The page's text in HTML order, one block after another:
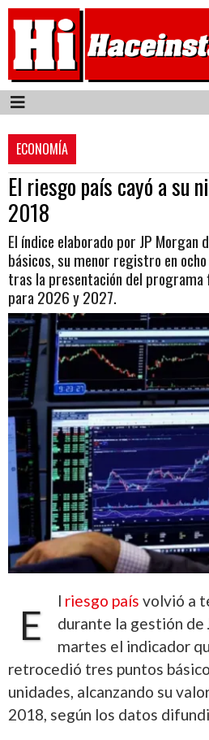
ECONOMÍA
El riesgo país cayó a su
2018
El índice elaborado por JP Morgan
básicos, su menor registro en
tras la presentación del programa
para 2026 y 2027.
E
l riesgo país volvió a
durante la gestión de
martes el indicador
retrocedió tres puntos
unidades, alcanzando su
2018, según los datos